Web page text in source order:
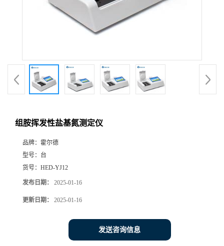
组胺挥发性盐基氮测定仪
品牌： 霍尔德
型号： 台
货号： HED-YJ12
发布日期： 2025-01-16
更新日期： 2025-01-16
发送咨询信息